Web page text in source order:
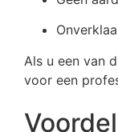
Als u een van
voor een